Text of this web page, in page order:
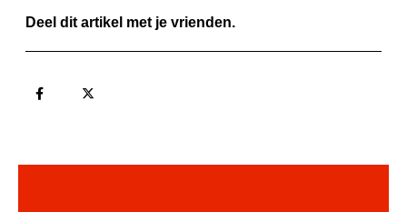
Deel dit artikel met je vrienden.